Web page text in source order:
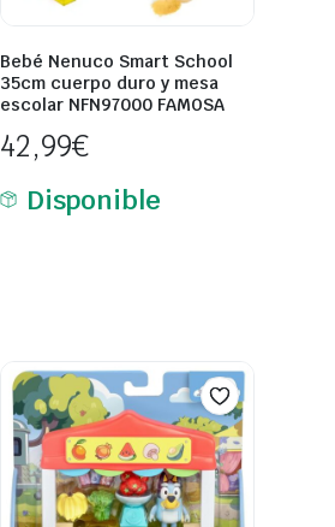
Bebé Nenuco Smart School
35cm cuerpo duro y mesa
escolar NFN97000 FAMOSA
42,99€
Disponible